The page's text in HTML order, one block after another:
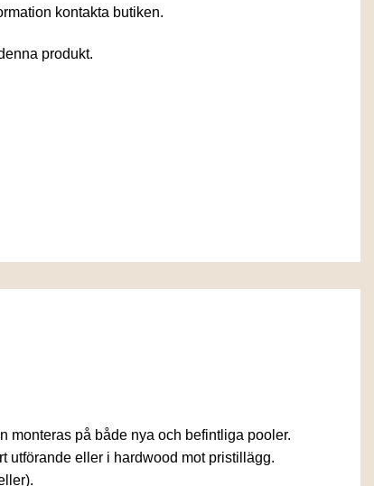
kontakta butiken.
produkt.
monteras på både nya och befintliga pooler.
utförande eller i hardwood mot pristillägg.